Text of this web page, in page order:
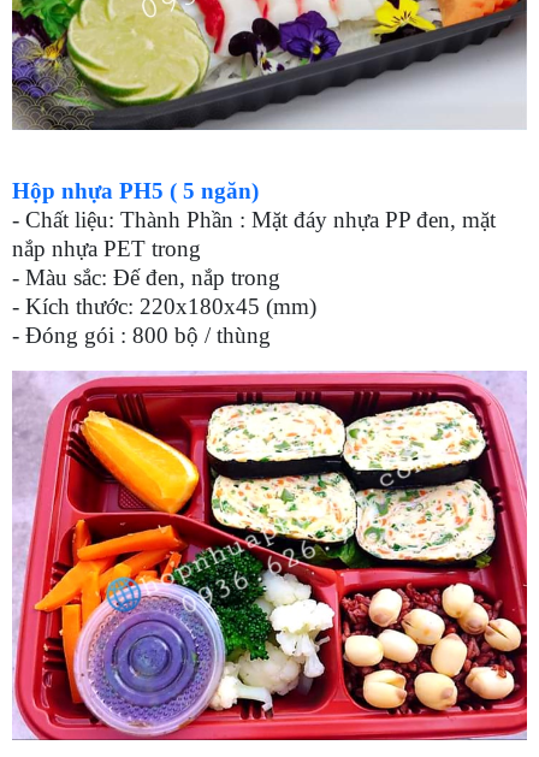
Hộp nhựa PH5 ( 5 ngăn)
- Chất liệu: Thành Phần : Mặt đáy nhựa PP đen, mặt
nắp nhựa PET trong
- Màu sắc: Đế đen, nắp trong
- Kích thước: 220x180x45 (mm)
- Đóng gói : 800 bộ / thùng